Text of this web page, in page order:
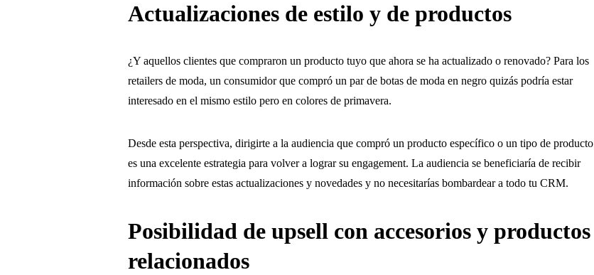
Actualizaciones de estilo y de productos
¿Y aquellos clientes que compraron un producto tuyo que ahora se ha actualizado o renovado? Para los
retailers de moda, un consumidor que compró un par de botas de moda en negro quizás podría estar
interesado en el mismo estilo pero en colores de primavera.
Desde esta perspectiva, dirigirte a la audiencia que compró un producto específico o un tipo de producto
es una excelente estrategia para volver a lograr su engagement. La audiencia se beneficiaría de recibir
información sobre estas actualizaciones y novedades y no necesitarías bombardear a todo tu CRM.
Posibilidad de upsell con accesorios y productos
relacionados